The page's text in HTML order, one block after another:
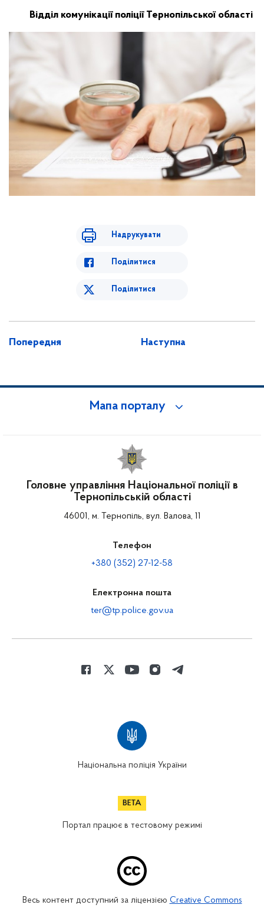
Відділ комунікації поліції Тернопільської області
Надрукувати
Поділитися
Поділитися
Попередня Наступна
Мапа порталу
Головне управління Національної поліції в
Тернопільській області
46001, м. Тернопіль, вул. Валова, 11
Телефон
+380 (352) 27-12-58
Електронна пошта
ter@tp.police.gov.ua
Національна поліція України
Портал працює в тестовому режимі
Весь контент доступний за ліцензією Creative Commons